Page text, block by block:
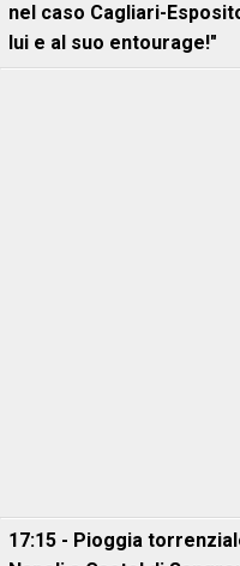
nel caso Cagliari-
lui e al suo entourage!"
17:15 - Pioggia